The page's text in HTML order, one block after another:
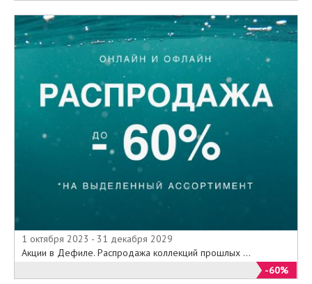
1 октября 2023 - 31 декабря 2029
Акции в Дефиле. Распродажа коллекций прошлых ...
-60%